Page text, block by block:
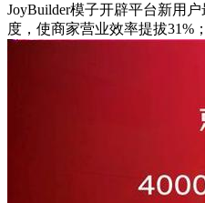
JoyBuilder模子开辟平台新用
度，使商家营业效率提拔31%；